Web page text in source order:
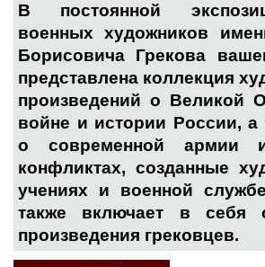
В постоянной
военных художников
Борисовича Грекова
представлена коллекция
произведений о Великой
войне и истории России, а
о современной армии
конфликтах, созданные
учениях и военной
также включает в себя
произведения грековцев.